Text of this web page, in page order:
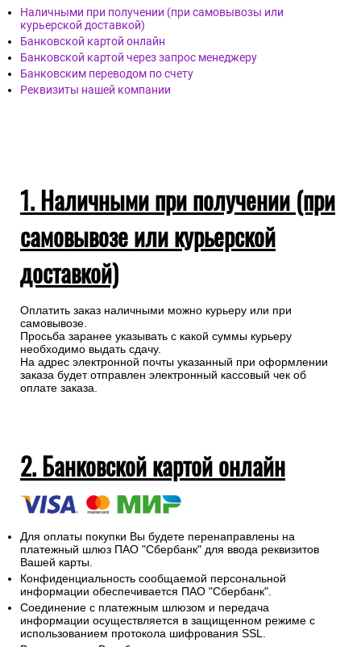
Наличными при получении (при самовывозы или
курьерской доставкой)
Банковской картой онлайн
Банковской картой через запрос менеджеру
Банковским переводом по счету
Реквизиты нашей компании
1. Наличными при получении (при
самовывозе или курьерской
доставкой)
Оплатить заказ наличными можно курьеру или при
самовывозе.
Просьба заранее указывать с какой суммы курьеру
необходимо выдать сдачу.
На адрес электронной почты указанный при оформлении
заказа будет отправлен электронный кассовый чек об
оплате заказа.
2. Банковской картой онлайн
Для оплаты покупки Вы будете перенаправлены на
платежный шлюз ПАО "Сбербанк" для ввода реквизитов
Вашей карты.
Конфиденциальность сообщаемой персональной
информации обеспечивается ПАО "Сбербанк".
Соединение с платежным шлюзом и передача
информации осуществляется в защищенном режиме с
использованием протокола шифрования SSL.